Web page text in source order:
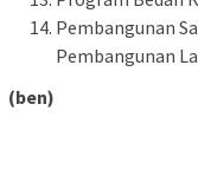
Pembangunan
Pembangunan
(ben)